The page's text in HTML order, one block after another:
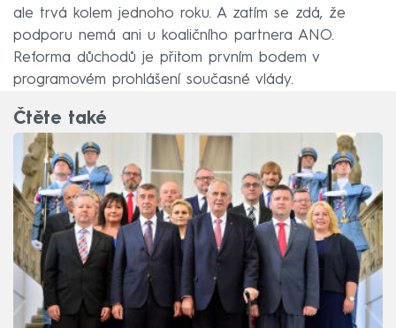
ale trvá kolem jednoho roku. A zatím se zdá, že
podporu nemá ani u koaličního partnera ANO.
Reforma důchodů je přitom prvním bodem v
programovém prohlášení současné vlády.
Čtěte také